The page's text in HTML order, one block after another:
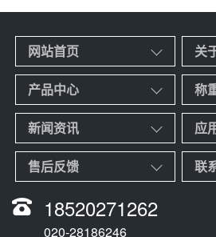
网站首页 关
产品中心 称
新闻资讯 应
售后反馈 联
18520271262
020-28186246